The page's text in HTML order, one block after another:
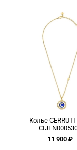
Колье CERRUTI
11 900 ₽